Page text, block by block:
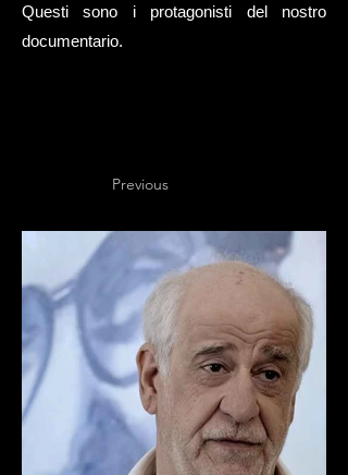
Questi sono i protagonisti del nostro
documentario.
Previous